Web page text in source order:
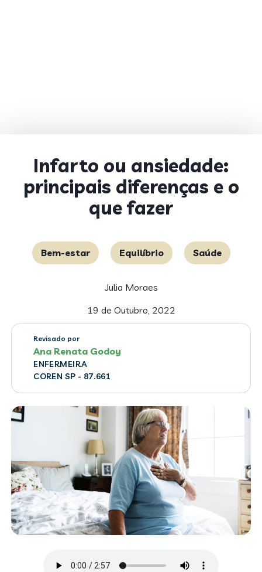
Infarto ou ansiedade:
principais diferenças e o
que fazer
Bem-estar Equilíbrio Saúde
Julia Moraes
19 de Outubro, 2022
Revisado por
Ana Renata Godoy
ENFERMEIRA
COREN SP - 87.661